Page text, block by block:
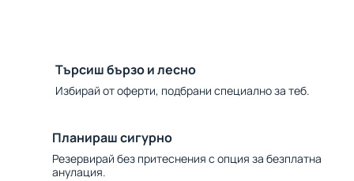
Търсиш бързо и лесно
Избирай от оферти, подбрани специално за теб.
Планираш сигурно
Резервирай без притеснения с опция за безплатна
анулация.